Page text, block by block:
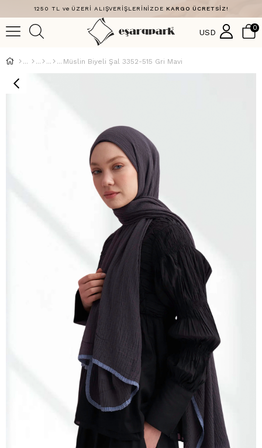
1250 TL ve ÜZERİ ALIŞVERİŞLERİNİZDE KARGO ÜCRETSİZ!
USD 0
Müslin Biyeli Şal 3352-515 Gri Mavi